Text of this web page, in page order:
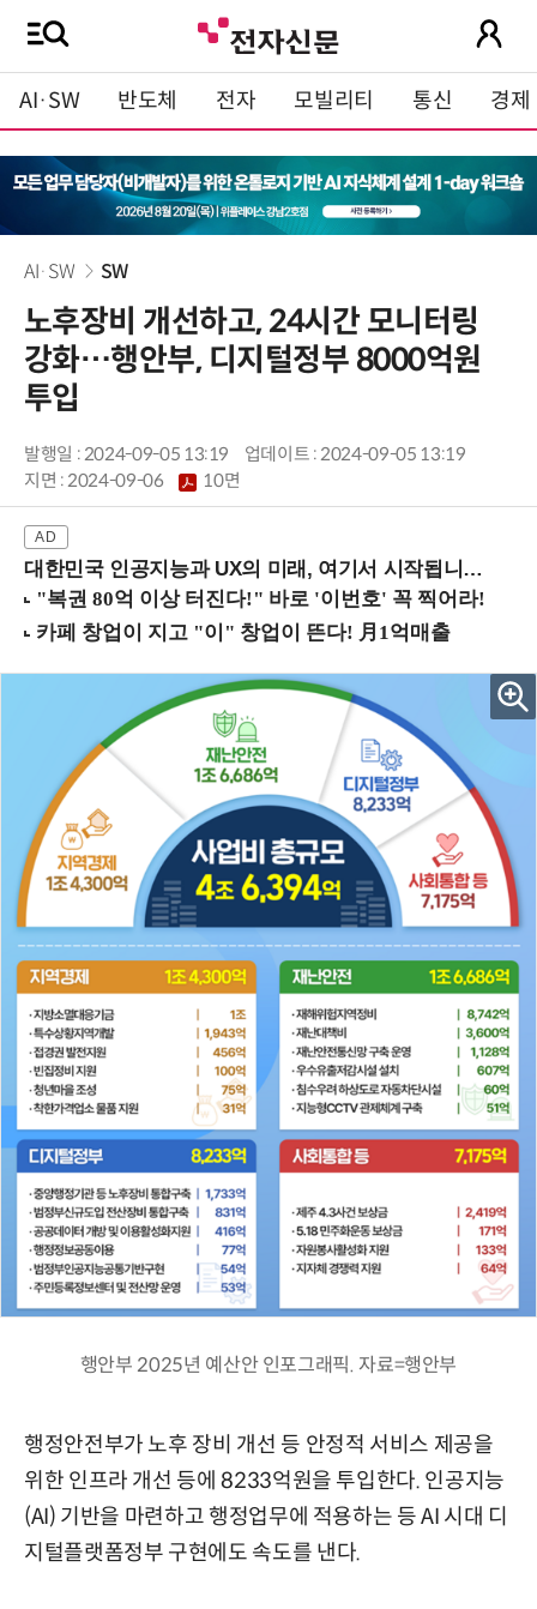
AI·SW 반도체 전자 모빌리티 통신 경제
AI·SW SW
노후장비 개선하고, 24시간 모니터링
강화…행안부, 디지털정부 8000억원
투입
발행일 : 2024-09-05 13:19
업데이트 : 2024-09-05 13:19
지면 :2024-09-06 10면
대한민국 인공지능과 UX의 미래, 여기서 시작됩니다! (9/2 강남역)
행안부 2025년 예산안 인포그래픽. 자료=행안부
행정안전부가 노후 장비 개선 등 안정적 서비스 제공을
위한 인프라 개선 등에 8233억원을 투입한다. 인공지능
(AI) 기반을 마련하고 행정업무에 적용하는 등 AI 시대 디
지털플랫폼정부 구현에도 속도를 낸다.